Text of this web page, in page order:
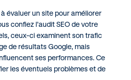
évaluer un site pour améliorer
confiez l’audit SEO de votre
ceux-ci examinent son trafic
de résultats Google, mais
ses performances. Ce
les éventuels problèmes et de